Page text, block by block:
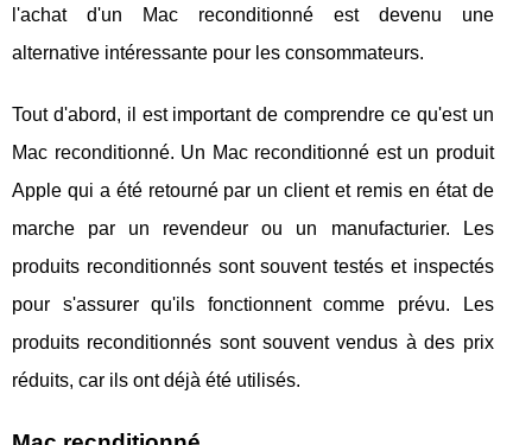
l'achat d'un Mac reconditionné est devenu une
alternative intéressante pour les consommateurs.
Tout d'abord, il est important de comprendre ce qu'est un
Mac reconditionné. Un Mac reconditionné est un produit
Apple qui a été retourné par un client et remis en état de
marche par un revendeur ou un manufacturier. Les
produits reconditionnés sont souvent testés et inspectés
pour s'assurer qu'ils fonctionnent comme prévu. Les
produits reconditionnés sont souvent vendus à des prix
réduits, car ils ont déjà été utilisés.